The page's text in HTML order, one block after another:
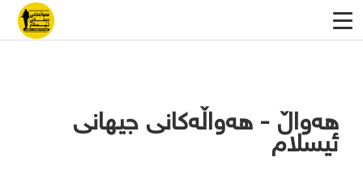
هەواڵ - هەواڵەکانی جیهانی
ئیسلام